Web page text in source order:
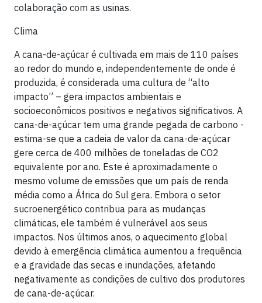
colaboração com as usinas.
Clima
A cana-de-açúcar é cultivada em mais de 110 países
ao redor do mundo e, independentemente de onde é
produzida, é considerada uma cultura de “alto
impacto” – gera impactos ambientais e
socioeconômicos positivos e negativos significativos. A
cana-de-açúcar tem uma grande pegada de carbono -
estima-se que a cadeia de valor da cana-de-açúcar
gere cerca de 400 milhões de toneladas de CO2
equivalente por ano. Este é aproximadamente o
mesmo volume de emissões que um país de renda
média como a África do Sul gera. Embora o setor
sucroenergético contribua para as mudanças
climáticas, ele também é vulnerável aos seus
impactos. Nos últimos anos, o aquecimento global
devido à emergência climática aumentou a frequência
e a gravidade das secas e inundações, afetando
negativamente as condições de cultivo dos produtores
de cana-de-açúcar.